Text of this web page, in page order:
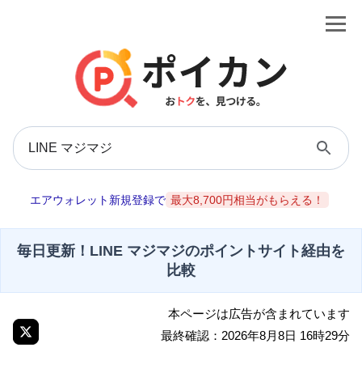
エアウォレット新規登録で 最大8,700円相当がもらえる！
毎日更新！LINE マジマジのポイントサイト経由を
比較
本ページは広告が含まれています
最終確認：2026年8月8日 16時29分